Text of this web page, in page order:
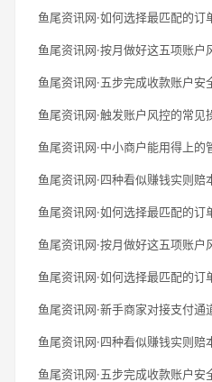
鱼尾资讯网·如何选择最匹配的订
鱼尾资讯网·按月做好这五项账户
鱼尾资讯网·五步完成收款账户安
鱼尾资讯网·触发账户风控的常见
鱼尾资讯网·中小商户能用得上的
鱼尾资讯网·四种看似赚钱实则赔
鱼尾资讯网·如何选择最匹配的订
鱼尾资讯网·按月做好这五项账户
鱼尾资讯网·如何选择最匹配的订
鱼尾资讯网·新手商家对接支付通
鱼尾资讯网·四种看似赚钱实则赔
鱼尾资讯网·五步完成收款账户安